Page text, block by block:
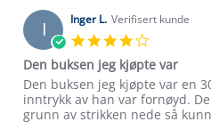
on
6
Jan
2026
I Inger L. Verifisert kunde
rating
Den buksen jeg kjøpte var
Review
by
Inger
review
stating
Den
Den buksen jeg kjøpte var en
inntrykk av han var fornøyd.
grunn av strikken nede så
Kundeservice
Kontakt oss
Konkurransevinnere
Klima og miljø
Etisk handel
Dyreetikk
1% til samfunnet
Trelagsprinsippet barn
Alt du trenger til
Dette trenger du til